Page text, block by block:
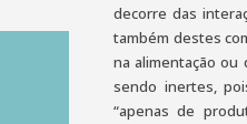
decorre das
também destes
na alimentação
sendo inertes,
“apenas de